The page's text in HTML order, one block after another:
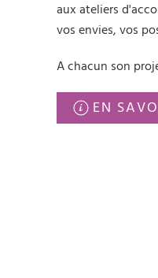
aux ateliers
vos envies, vos
A chacun son
EN